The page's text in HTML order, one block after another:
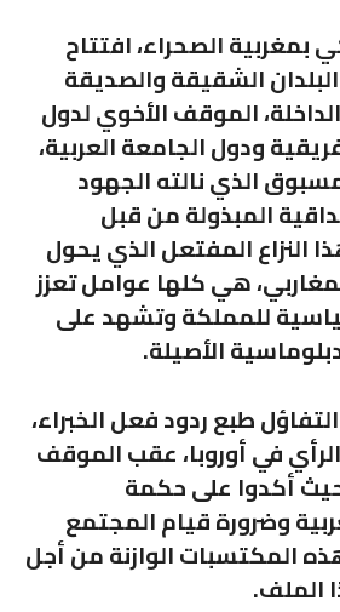
بمغربية الصحراء، افتتاح
الشقيقة والصديقة
الموقف الأخوي لدول
ودول الجامعة العربية،
الذي نالته الجهود
المبذولة من قبل
النزاع المفتعل الذي يحول
هي كلها عوامل تعزز
للمملكة وتشهد على
الأصيلة.
طبع ردود فعل الخبراء،
في أوروبا، عقب الموقف
حيث أكدوا على حكمة
وضرورة قيام المجتمع
المكتسبات الوازنة من أجل
الملف.